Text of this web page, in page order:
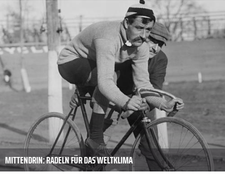
MITTENDRIN: RADELN FÜR DAS WELTKLIMA